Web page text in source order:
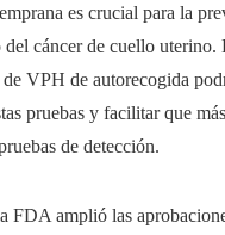
es crucial para la
del cáncer de cuello
de VPH de autorecogida
pruebas y facilitar que
de detección.
FDA amplió las